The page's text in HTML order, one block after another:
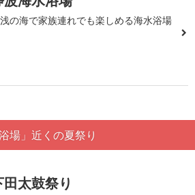
の海で家族連れでも楽しめる海水浴場
場」近くの夏祭り
田太鼓祭り